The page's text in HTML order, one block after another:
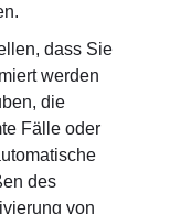
dass Sie
werden
die
Fälle oder
des
von